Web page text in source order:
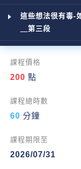
這些想法很有毒-
＿第三段
課程價格
200 點
課程總時數
60 分鐘
課程期限至
2026/07/31